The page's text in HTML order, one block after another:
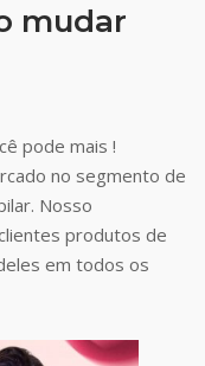
mudar
pode mais !
no segmento de
Nosso
produtos de
em todos os